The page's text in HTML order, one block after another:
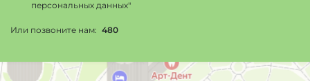
Или позвоните нам: 480
персональных данных"